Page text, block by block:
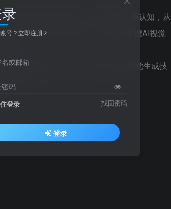
打造的体系化课程，以“从0到1打通认知，从
论，拒绝碎片化教学，让你逐步掌握AI视觉
阶。
知到高阶实战，全方位掌握AIGC视觉生成技
作者。
号？立即注册
名或邮箱
码
登录 找回密码
登录